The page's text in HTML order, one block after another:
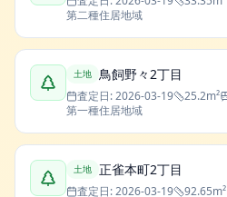
第二種住居地域
土地 鳥飼野々2丁目
査定日:2026-03-19 25.2m²
第一種住居地域
土地 正雀本町2丁目
査定日:2026-03-19 92.65m²